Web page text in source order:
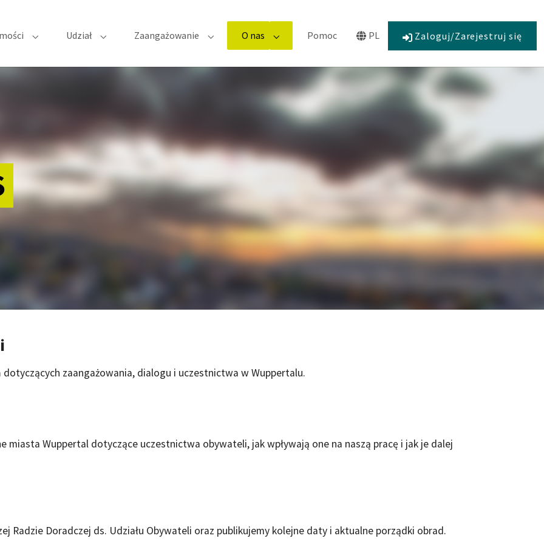
Submenu for "Najnowsze wiadomości"
Udział Submenu for "Udział"
Zaangażowanie Submenu for "Zaangażowanie"
O nas(current)
Submenu for "O nas"
Pomoc PL
Submenu for "Language"Zaloguj/Zarejestruj się
zaangażowania, dialogu i uczestnictwa w Wuppertalu.
miasta Wuppertal dotyczące uczestnictwa obywateli, jak wpływają one na naszą pracę i jak je dalej
Radzie Doradczej ds. Udziału Obywateli oraz publikujemy kolejne daty i aktualne porządki obrad.